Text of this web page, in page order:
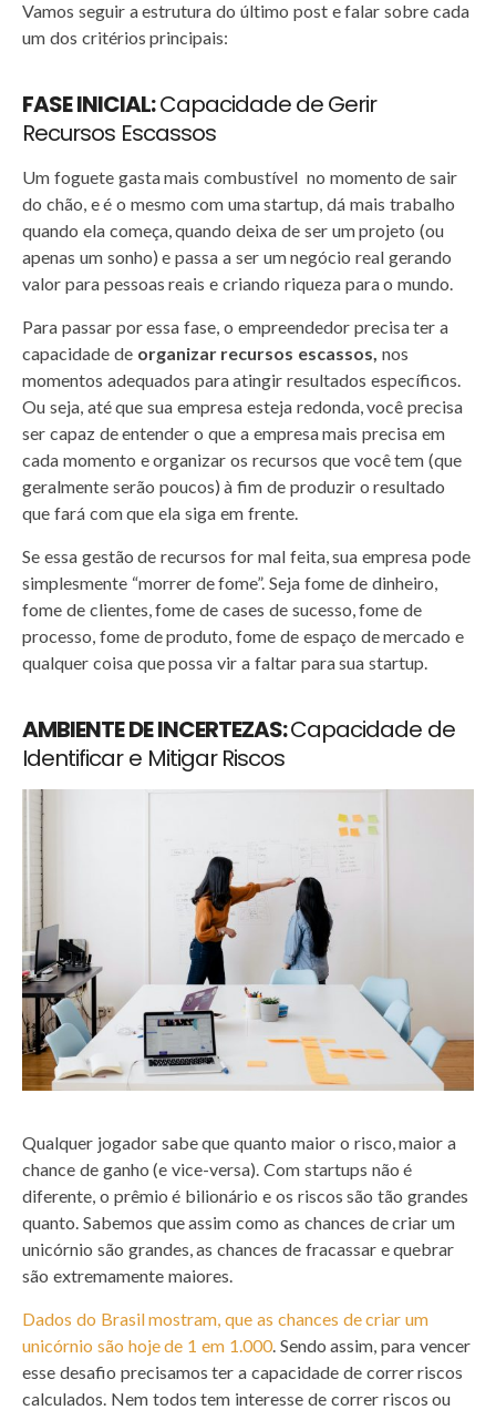
Vamos seguir a estrutura do último post e falar sobre cada
um dos critérios principais:
FASE INICIAL:Capacidade deGerir
Recursos Escassos
Um foguete gasta mais combustível no momento de sair
do chão, e é o mesmo com uma startup, dá mais trabalho
quando ela começa, quando deixa de ser um projeto (ou
apenas um sonho) e passa a ser um negócio real gerando
valor para pessoas reais e criando riqueza para o mundo.
Para passar por essa fase, o empreendedor precisa ter a
capacidade de organizar recursos escassos, nos
momentos adequados para atingir resultados específicos.
Ou seja, até que sua empresa esteja redonda, você precisa
ser capaz de entender o que a empresa mais precisa em
cada momento e organizar os recursos que você tem (que
geralmente serão poucos) à fim de produzir o resultado
que fará com que ela siga em frente.
Se essa gestão de recursos for mal feita, sua empresa pode
simplesmente “morrer de fome”. Seja fome de dinheiro,
fome de clientes, fome de cases de sucesso, fome de
processo, fome de produto, fome de espaço de mercado e
qualquer coisa que possa vir a faltar para sua startup.
AMBIENTE DE INCERTEZAS:Capacidade de
Identificar e Mitigar Riscos
Qualquer jogador sabe que quanto maior o risco, maior a
chance de ganho (e vice-versa). Com startups não é
diferente, o prêmio é bilionário e os riscos são tão grandes
quanto. Sabemos que assim como as chances de criar um
unicórnio são grandes, as chances de fracassar e quebrar
são extremamente maiores.
Dados do Brasil mostram, que as chances de criar um
unicórnio são hoje de 1 em 1.000. Sendo assim, para vencer
esse desafio precisamos ter a capacidade de correr riscos
calculados. Nem todos tem interesse de correr riscos ou